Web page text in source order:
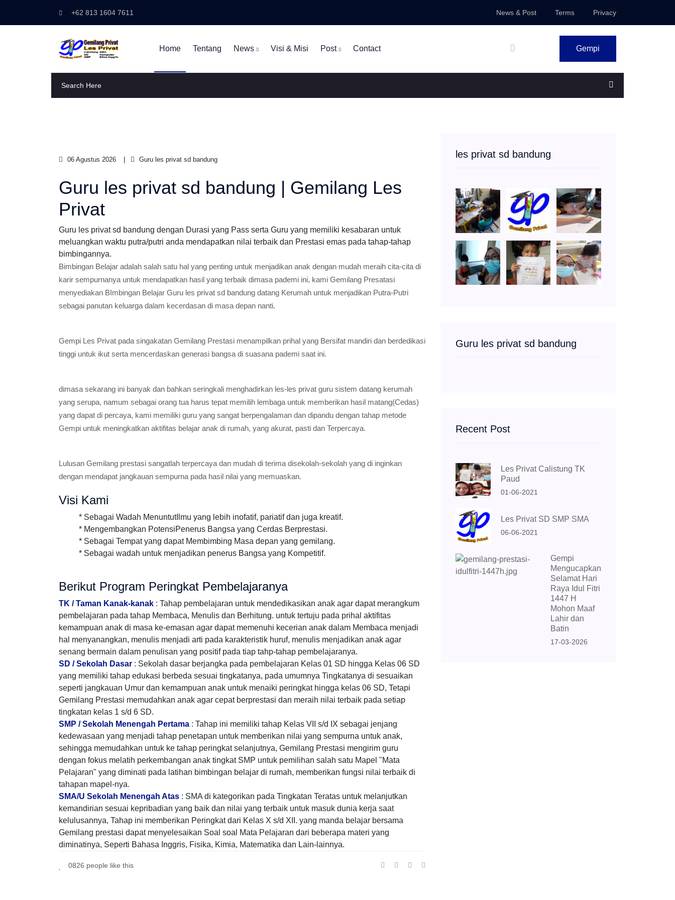
+62 813 1604 7611 News & Post Terms Privacy
Home Tentang News Visi & Misi Post Contact Gempi
06 Agustus 2026 Guru les privat sd bandung
Guru les privat sd bandung | Gemilang Les
Privat
Guru les privat sd bandung dengan Durasi yang Pass serta Guru yang memiliki kesabaran untuk
meluangkan waktu putra/putri anda mendapatkan nilai terbaik dan Prestasi emas pada tahap-tahap
bimbingannya.
Bimbingan Belajar adalah salah satu hal yang penting untuk menjadikan anak dengan mudah meraih cita-cita di
karir sempurnanya untuk mendapatkan hasil yang terbaik dimasa pademi ini, kami Gemilang Presatasi
menyediakan BImbingan Belajar Guru les privat sd bandung datang Kerumah untuk menjadikan Putra-Putri
sebagai panutan keluarga dalam kecerdasan di masa depan nanti.
Gempi Les Privat pada singakatan Gemilang Prestasi menampilkan prihal yang Bersifat mandiri dan berdedikasi
tinggi untuk ikut serta mencerdaskan generasi bangsa di suasana pademi saat ini.
dimasa sekarang ini banyak dan bahkan seringkali menghadirkan les-les privat guru sistem datang kerumah
yang serupa, namum sebagai orang tua harus tepat memilih lembaga untuk memberikan hasil matang(Cedas)
yang dapat di percaya, kami memiliki guru yang sangat berpengalaman dan dipandu dengan tahap metode
Gempi untuk meningkatkan aktifitas belajar anak di rumah, yang akurat, pasti dan Terpercaya.
Lulusan Gemilang prestasi sangatlah terpercaya dan mudah di terima disekolah-sekolah yang di inginkan
dengan mendapat jangkauan sempurna pada hasil nilai yang memuaskan.
Visi Kami
* Sebagai Wadah MenuntutIlmu yang lebih inofatif, pariatif dan juga kreatif.
* Mengembangkan PotensiPenerus Bangsa yang Cerdas Berprestasi.
* Sebagai Tempat yang dapat Membimbing Masa depan yang gemilang.
* Sebagai wadah untuk menjadikan penerus Bangsa yang Kompetitif.
Berikut Program Peringkat Pembelajaranya
TK / Taman Kanak-kanak : Tahap pembelajaran untuk mendedikasikan anak agar dapat merangkum
pembelajaran pada tahap Membaca, Menulis dan Berhitung. untuk tertuju pada prihal aktifitas
kemampuan anak di masa ke-emasan agar dapat memenuhi kecerian anak dalam Membaca menjadi
hal menyanangkan, menulis menjadi arti pada karakteristik huruf, menulis menjadikan anak agar
senang bermain dalam penulisan yang positif pada tiap tahp-tahap pembelajaranya.
SD / Sekolah Dasar : Sekolah dasar berjangka pada pembelajaran Kelas 01 SD hingga Kelas 06 SD
yang memiliki tahap edukasi berbeda sesuai tingkatanya, pada umumnya Tingkatanya di sesuaikan
seperti jangkauan Umur dan kemampuan anak untuk menaiki peringkat hingga kelas 06 SD, Tetapi
Gemilang Prestasi memudahkan anak agar cepat berprestasi dan meraih nilai terbaik pada setiap
tingkatan kelas 1 s/d 6 SD.
SMP / Sekolah Menengah Pertama : Tahap ini memiliki tahap Kelas VII s/d IX sebagai jenjang
kedewasaan yang menjadi tahap penetapan untuk memberikan nilai yang sempurna untuk anak,
sehingga memudahkan untuk ke tahap peringkat selanjutnya, Gemilang Prestasi mengirim guru
dengan fokus melatih perkembangan anak tingkat SMP untuk pemilihan salah satu Mapel "Mata
Pelajaran" yang diminati pada latihan bimbingan belajar di rumah, memberikan fungsi nilai terbaik di
tahapan mapel-nya.
SMA/U Sekolah Menengah Atas : SMA di kategorikan pada Tingkatan Teratas untuk melanjutkan
kemandirian sesuai kepribadian yang baik dan nilai yang terbaik untuk masuk dunia kerja saat
kelulusannya, Tahap ini memberikan Peringkat dari Kelas X s/d XII. yang manda belajar bersama
Gemilang prestasi dapat menyelesaikan Soal soal Mata Pelajaran dari beberapa materi yang
diminatinya, Seperti Bahasa Inggris, Fisika, Kimia, Matematika dan Lain-lainnya.
0826 people like this
les privat sd bandung
Guru les privat sd bandung
Recent Post
Les Privat Calistung TK
Paud
01-06-2021
Les Privat SD SMP SMA
06-06-2021
Gempi
Mengucapkan
Selamat Hari
Raya Idul Fitri
1447 H
Mohon Maaf
Lahir dan
Batin
17-03-2026